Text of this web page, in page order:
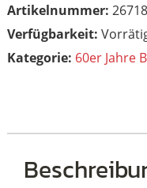
Artikelnummer:
Kategorie: 60er Jahre